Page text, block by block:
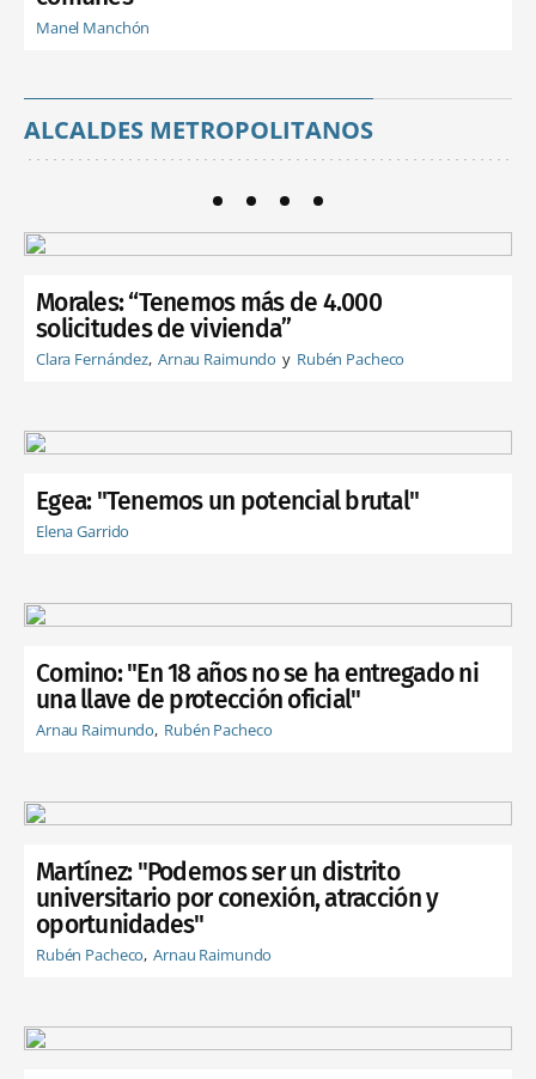
Manel Manchón
ALCALDES METROPOLITANOS
Morales: “Tenemos más de 4.000
solicitudes de vivienda”
Clara Fernández Arnau Raimundo Rubén Pacheco
Egea: "Tenemos un potencial brutal"
Elena Garrido
Comino: "En 18 años no se ha entregado ni
una llave de protección oficial"
Arnau Raimundo Rubén Pacheco
Martínez: "Podemos ser un distrito
universitario por conexión, atracción y
oportunidades"
Rubén Pacheco Arnau Raimundo